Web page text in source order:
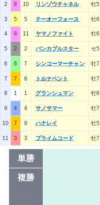
2 8 10 リンゾウチャネル 牡5
3 5 5 テーオーフォース 牡6
4 8 11 ヤマノファイト 牡6
5 2 2 バンカブルスター セ5
6 6 7 シンコーマーチャン 牡7
7 7 8 トルナベント 牡7
8 1 1 グランシュマン 牡6
9 4 4 サノサマー 牡7
10 7 9 ハナレイ 牡5
11 3 3 プライムコード 牡7
単勝
複勝